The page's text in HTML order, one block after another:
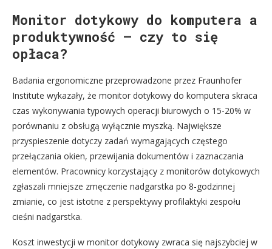
Monitor dotykowy do komputera a
produktywność – czy to się
opłaca?
Badania ergonomiczne przeprowadzone przez Fraunhofer
Institute wykazały, że monitor dotykowy do komputera skraca
czas wykonywania typowych operacji biurowych o 15-20% w
porównaniu z obsługą wyłącznie myszką. Największe
przyspieszenie dotyczy zadań wymagających częstego
przełączania okien, przewijania dokumentów i zaznaczania
elementów. Pracownicy korzystający z monitorów dotykowych
zgłaszali mniejsze zmęczenie nadgarstka po 8-godzinnej
zmianie, co jest istotne z perspektywy profilaktyki zespołu
cieśni nadgarstka.
Koszt inwestycji w monitor dotykowy zwraca się najszybciej w